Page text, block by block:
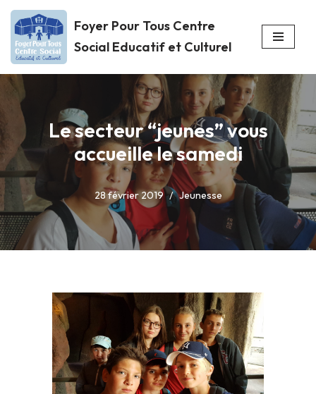
Aller
au
contenu
Foyer Pour Tous Centre
Social Educatif et Culturel
Le secteur “jeunes” vous
accueille le samedi
28 février 2019 Jeunesse